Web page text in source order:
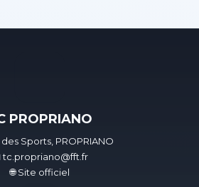
PROPRIANO
des Sports, PROPRIANO
tc.propriano@fft.fr
🌐 Site officiel